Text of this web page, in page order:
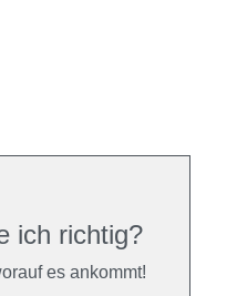
ich richtig?
es ankommt!